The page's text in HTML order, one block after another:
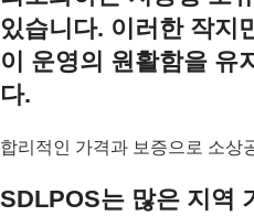
있습니다. 이러한 작지
이 운영의 원활함을 유
다.
합리적인 가격과 보증으로 소상
SDLPOS는 많은 지역